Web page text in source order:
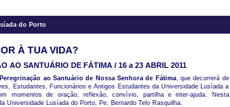
do Porto
À TUA VIDA?
AO SANTUÁRIO DE FÁTIMA / 16 a 23 ABRIL 2011
ao Santuário de Nossa Senhora de Fátima, que decorrerá de
Estudantes, Funcionários e Antigos Estudantes da Universidade Lusíada a
momentos de oração, reflexão, convívio, partilha e inter-ajuda. Nesta
Universidade Lusíada do Porto, Pe. Bernardo Telo Rasquilha.